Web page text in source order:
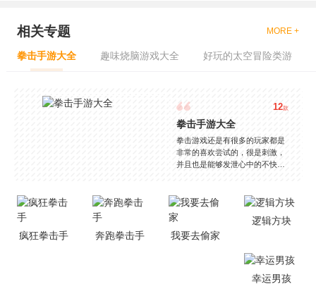
相关专题 MORE +
拳击手游大全 趣味烧脑游戏大全 好玩的太空冒险类游
12款
拳击手游大全
拳击游戏还是有很多的玩家都是
非常的喜欢尝试的，很是刺激，
并且也是能够发泄心中的不快
是一些格斗的游戏，其实是非常
的有趣，也是相当的刺激的，游
戏中是有一些不同的场景都是能
够去进行体验的，我们也是能够
就是收集了一些有意思的拳击游
戏，相信你们一定会喜欢的。
疯狂拳击手 奔跑拳击手 我要去偷家
逻辑方块
幸运男孩